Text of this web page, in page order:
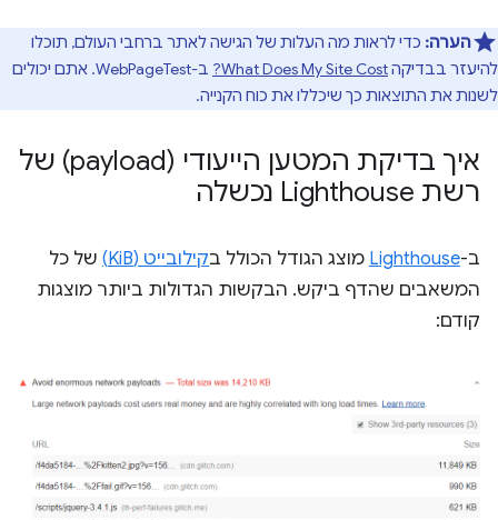
הערה: כדי לראות מה העלות של הגישה לאתר ברחבי העולם, תוכלו
להיעזר בבדיקהWhat Does My Site Cost?
ב-WebPageTest. אתם יכולים
לשנות את התוצאות כך שיכללו את כוח הקנייה.
איך בדיקת המטען הייעודי (payload) של
רשת Lighthouse נכשלה
ב-Lighthouse מוצג הגודל הכולל בקילובייט (KiB)
של כל
המשאבים שהדף ביקש. הבקשות הגדולות ביותר מוצגות
קודם: